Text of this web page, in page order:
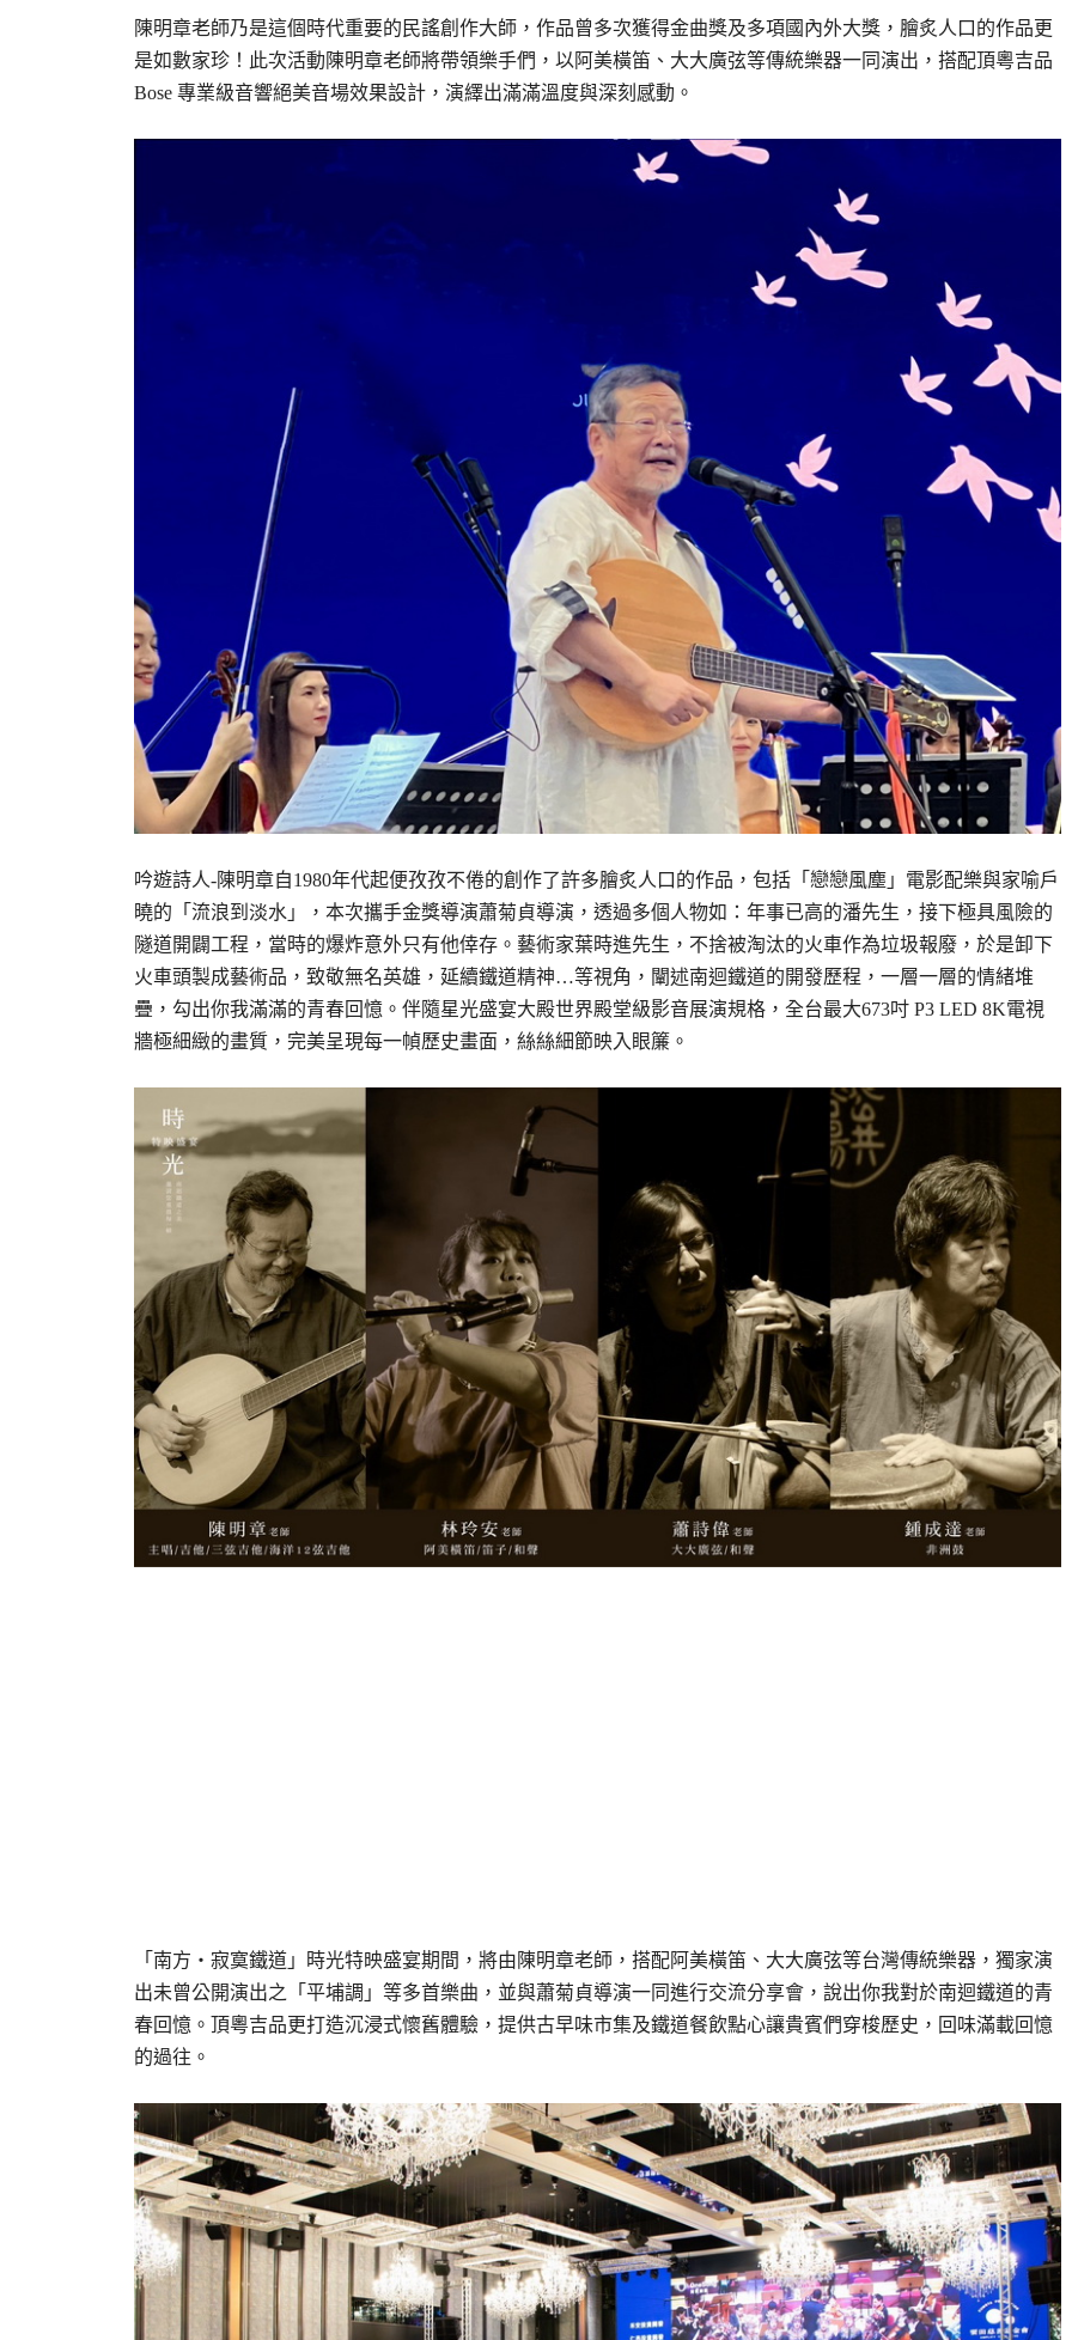
陳明章老師乃是這個時代重要的民謠創作大師，作品曾多次獲得金曲獎及多項國內外大獎，膾炙人口的作品更
是如數家珍！此次活動陳明章老師將帶領樂手們，以阿美橫笛、大大廣弦等傳統樂器一同演出，搭配頂粵吉品
Bose 專業級音響絕美音場效果設計，演繹出滿滿溫度與深刻感動。
吟遊詩人-陳明章自1980年代起便孜孜不倦的創作了許多膾炙人口的作品，包括「戀戀風塵」電影配樂與家喻戶
曉的「流浪到淡水」，本次攜手金獎導演蕭菊貞導演，透過多個人物如：年事已高的潘先生，接下極具風險的
隧道開闢工程，當時的爆炸意外只有他倖存。藝術家葉時進先生，不捨被淘汰的火車作為垃圾報廢，於是卸下
火車頭製成藝術品，致敬無名英雄，延續鐵道精神…等視角，闡述南迴鐵道的開發歷程，一層一層的情緒堆
疊，勾出你我滿滿的青春回憶。伴隨星光盛宴大殿世界殿堂級影音展演規格，全台最大673吋 P3 LED 8K電視
牆極細緻的畫質，完美呈現每一幀歷史畫面，絲絲細節映入眼簾。
「南方・寂寞鐵道」時光特映盛宴期間，將由陳明章老師，搭配阿美橫笛、大大廣弦等台灣傳統樂器，獨家演
出未曾公開演出之「平埔調」等多首樂曲，並與蕭菊貞導演一同進行交流分享會，說出你我對於南迴鐵道的青
春回憶。頂粵吉品更打造沉浸式懷舊體驗，提供古早味市集及鐵道餐飲點心讓貴賓們穿梭歷史，回味滿載回憶
的過往。